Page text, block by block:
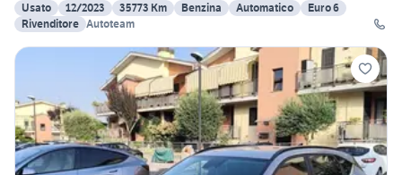
Usato
12/2023 35773 Km Benzina Automatico
Euro 6
Rivenditore Autoteam